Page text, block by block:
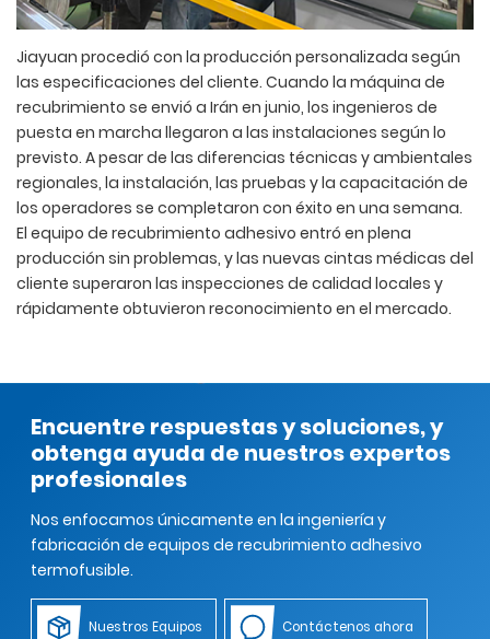
Jiayuan procedió con la producción personalizada según
las especificaciones del cliente. Cuando la máquina de
recubrimiento se envió a Irán en junio, los ingenieros de
puesta en marcha llegaron a las instalaciones según lo
previsto. A pesar de las diferencias técnicas y ambientales
regionales, la instalación, las pruebas y la capacitación de
los operadores se completaron con éxito en una semana.
El equipo de recubrimiento adhesivo entró en plena
producción sin problemas, y las nuevas cintas médicas del
cliente superaron las inspecciones de calidad locales y
rápidamente obtuvieron reconocimiento en el mercado.
Encuentre respuestas y soluciones, y
obtenga ayuda de nuestros expertos
profesionales
Nos enfocamos únicamente en la ingeniería y
fabricación de equipos de recubrimiento adhesivo
termofusible.
Nuestros Equipos Contáctenos ahora